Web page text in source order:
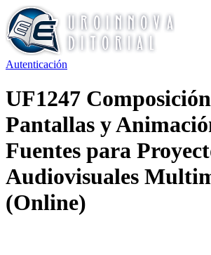
Autenticación
UF1247
Pantallas y
Fuentes para
Audiovisuales
(Online)